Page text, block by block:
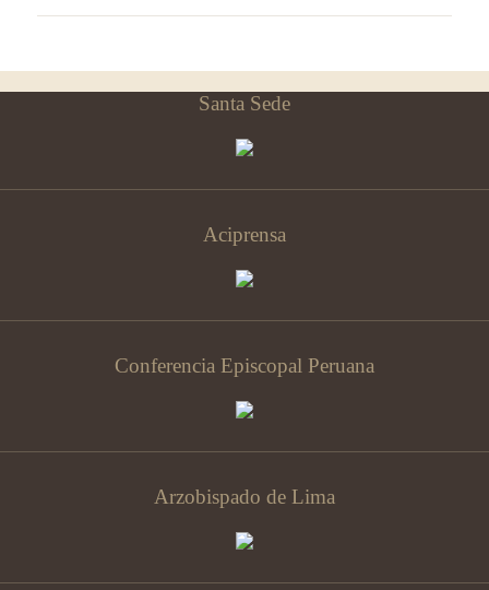
Santa Sede
Aciprensa
Conferencia Episcopal Peruana
Arzobispado de Lima